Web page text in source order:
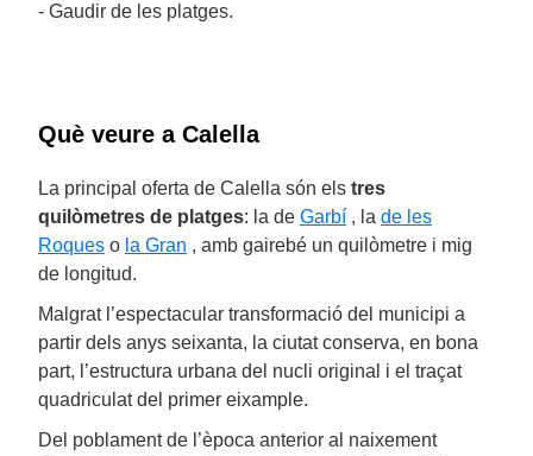
- Gaudir de les platges.
Què veure a Calella
La principal oferta de Calella són els tres
quilòmetres de platges: la de Garbí , la de les
Roques o la Gran , amb gairebé un quilòmetre i mig
de longitud.
Malgrat l’espectacular transformació del municipi a
partir dels anys seixanta, la ciutat conserva, en bona
part, l’estructura urbana del nucli original i el traçat
quadriculat del primer eixample.
Del poblament de l’època anterior al naixement